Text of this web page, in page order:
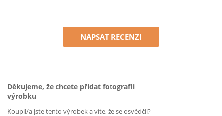
NAPSAT RECENZI
Děkujeme, že chcete přidat fotografii
výrobku
Koupil/a jste tento výrobek a víte, že se osvědčil?